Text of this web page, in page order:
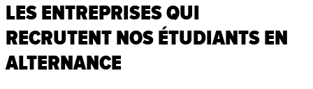
LES ENTREPRISES QUI
RECRUTENT NOS ÉTUDIANTS EN
ALTERNANCE